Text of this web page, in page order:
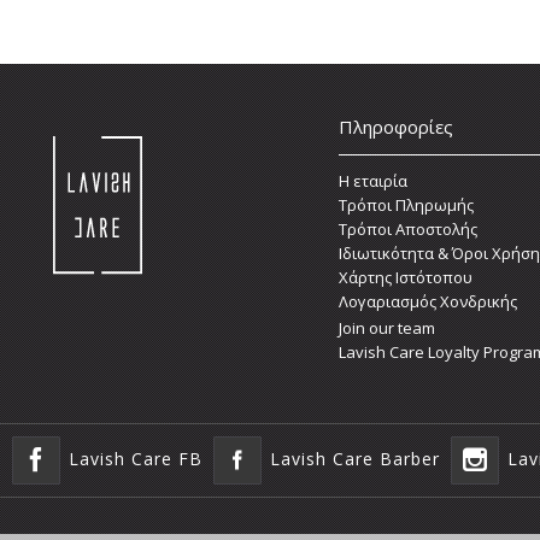
Πληροφορίες
Η εταιρία
Τρόποι Πληρωμής
Τρόποι Αποστολής
Ιδιωτικότητα & Όροι
Χάρτης Ιστότοπου
Λογαριασμός Χονδρικής
Join our team
Lavish Care Loyalty
Lavish Care FB Lavish Care Barber